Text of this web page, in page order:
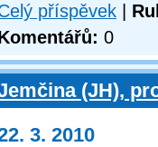
příspěvek
0
(JH),
3. 2010